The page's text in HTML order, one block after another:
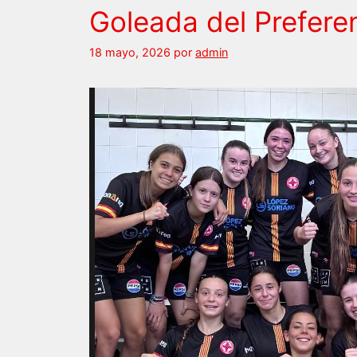
Goleada del
18 mayo, 2026 por admin